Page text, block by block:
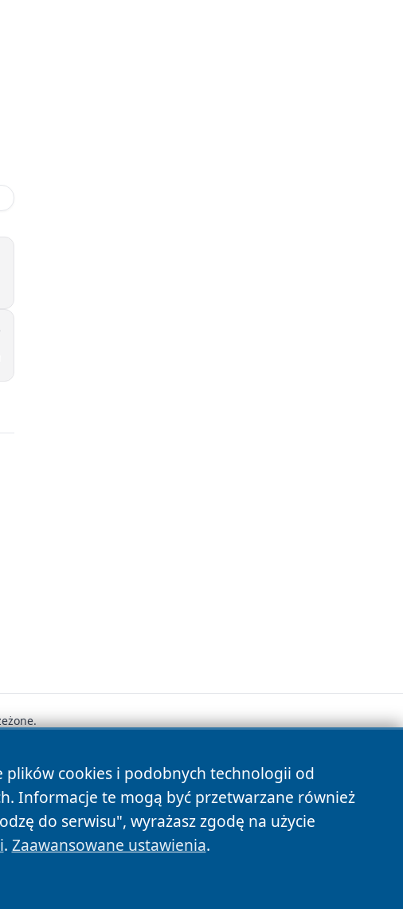
plików cookies i podobnych technologii od
Informacje te mogą być przetwarzane również
do serwisu", wyrażasz zgodę na użycie
. Zaawansowane ustawienia.